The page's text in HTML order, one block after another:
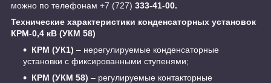
можно по телефонам +7 (727) 333-41-00.
Технические характеристики конденсаторных установок
КРМ-0,4 кВ (УКМ 58)
КРМ (УК1) – нерегулируемые конденсаторные
установки с фиксированными ступенями;
КРМ (УКМ 58) – регулируемые контакторные